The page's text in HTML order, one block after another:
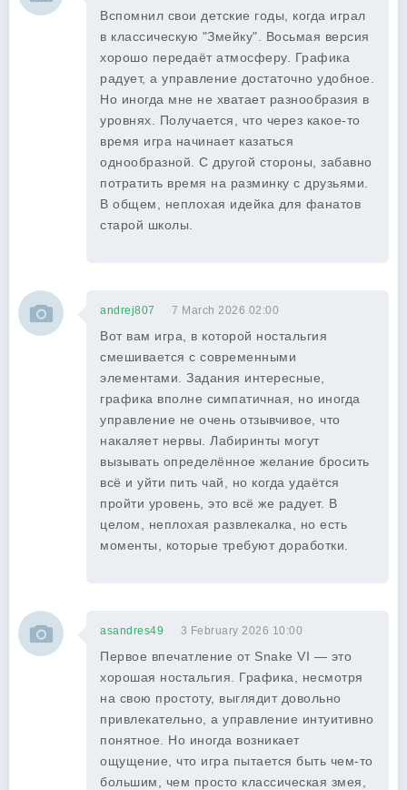
Вспомнил свои детские годы, когда играл
в классическую "Змейку". Восьмая версия
хорошо передаёт атмосферу. Графика
радует, а управление достаточно удобное.
Но иногда мне не хватает разнообразия в
уровнях. Получается, что через какое-то
время игра начинает казаться
однообразной. С другой стороны, забавно
потратить время на разминку с друзьями.
В общем, неплохая идейка для фанатов
старой школы.
andrej807 7 March 2026 02:00
Вот вам игра, в которой ностальгия
смешивается с современными
элементами. Задания интересные,
графика вполне симпатичная, но иногда
управление не очень отзывчивое, что
накаляет нервы. Лабиринты могут
вызывать определённое желание бросить
всё и уйти пить чай, но когда удаётся
пройти уровень, это всё же радует. В
целом, неплохая развлекалка, но есть
моменты, которые требуют доработки.
asandres49 3 February 2026 10:00
Первое впечатление от Snake VI — это
хорошая ностальгия. Графика, несмотря
на свою простоту, выглядит довольно
привлекательно, а управление интуитивно
понятное. Но иногда возникает
ощущение, что игра пытается быть чем-то
большим, чем просто классическая змея,